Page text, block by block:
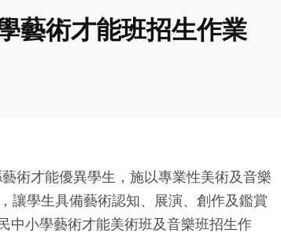
藝術才能班招生作業
術才能優異學生，施以專業性美術及音樂
讓學生具備藝術認知、展演、創作及鑑賞
中小學藝術才能美術班及音樂班招生作